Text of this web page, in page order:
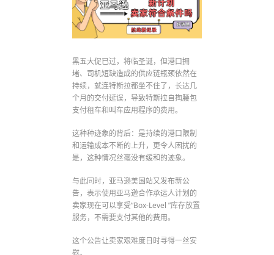
黑五大促已过，将临圣诞，但港口拥
堵、司机短缺造成的供应链瓶颈依然在
持续，就连特斯拉都坐不住了，长达几
个月的交付延误，导致特斯拉自掏腰包
支付租车和叫车应用程序的费用。
这种种迹象的背后：是持续的港口限制
和运输成本不断的上升，更令人困扰的
是，这种情况丝毫没有缓和的迹象。
与此同时，亚马逊美国站又发布新公
告，表示使用亚马逊合作承运人计划的
卖家现在可以享受“Box-Level ”库存放置
服务，不需要支付其他的费用。
这个公告让卖家艰难度日时寻得一丝安
慰。